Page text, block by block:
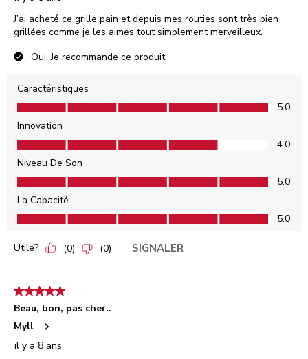
J’ai acheté ce grille pain et depuis mes routies sont très bien
grillées comme je les aimes tout simplement merveilleux.
Oui, Je recommande ce produit.
Caractéristiques
Caractéristiques, 5.0 sur 5
5.0
Innovation
Innovation, 4.0 sur 5
4.0
Niveau De Son
Niveau De Son, 5.0 sur 5
5.0
La Capacité
La Capacité, 5.0 sur 5
5.0
Utile? (0) (0) SIGNALER
5 étoile(s) sur 5.
Beau, bon, pas cher..
Myll
il y a 8 ans